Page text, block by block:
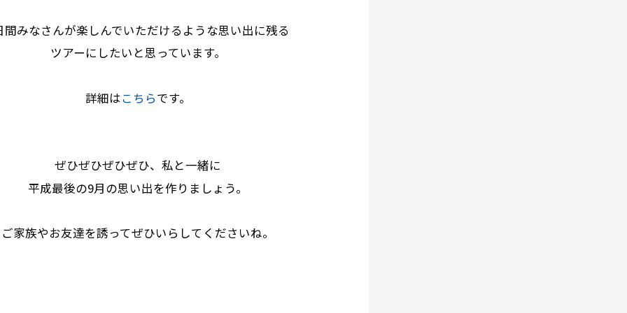
間みなさんが楽しんでいただけるような思い出に残る
ツアーにしたいと思っています。
詳細はこちらです。
ぜひぜひぜひぜひ、私と一緒に
平成最後の9月の思い出を作りましょう。
ご家族やお友達を誘ってぜひいらしてくださいね。